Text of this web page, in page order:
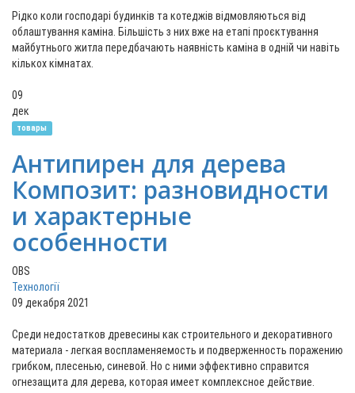
Рідко коли господарі будинків та котеджів відмовляються від
облаштування каміна. Більшість з них вже на етапі проєктування
майбутнього житла передбачають наявність каміна в одній чи навіть
кількох кімнатах.
09
дек
товары
Антипирен для дерева
Композит: разновидности
и характерные
особенности
OBS
Технології
09 декабря 2021
Среди недостатков древесины как строительного и декоративного
материала - легкая воспламеняемость и подверженность поражению
грибком, плесенью, синевой. Но с ними эффективно справится
огнезащита для дерева, которая имеет комплексное действие.